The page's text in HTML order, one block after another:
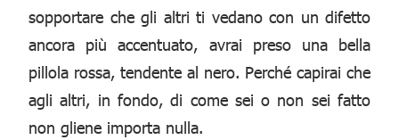
sopportare che gli altri ti vedano con un difetto
ancora più accentuato, avrai preso una bella
pillola rossa, tendente al nero. Perché capirai che
agli altri, in fondo, di come sei o non sei fatto
non gliene importa nulla.